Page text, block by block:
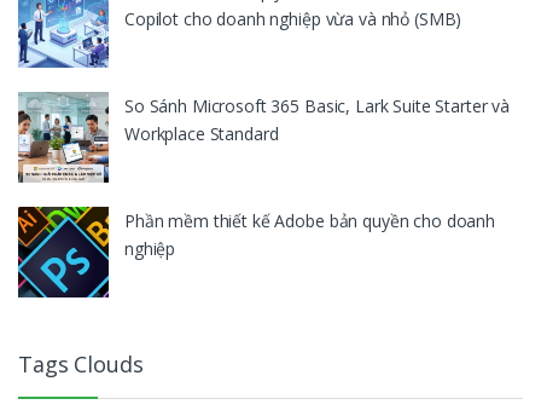
Copilot cho doanh nghiệp vừa và nhỏ (SMB)
So Sánh Microsoft 365 Basic, Lark Suite Starter và
Workplace Standard
Phần mềm thiết kế Adobe bản quyền cho doanh
nghiệp
Tags Clouds